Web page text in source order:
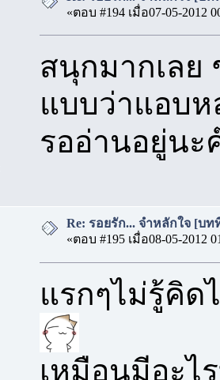
«ตอบ #194 เมื่อ07-05-2012
สนุกมากเลย
แบบว่าแอบ
รออ่านอยู่น
Re: รอยรัก... จำหลักใจ [บท
«ตอบ #195 เมื่อ08-05-2012
แรกๆไม่รู้คิด
เหมือนมีอะไ